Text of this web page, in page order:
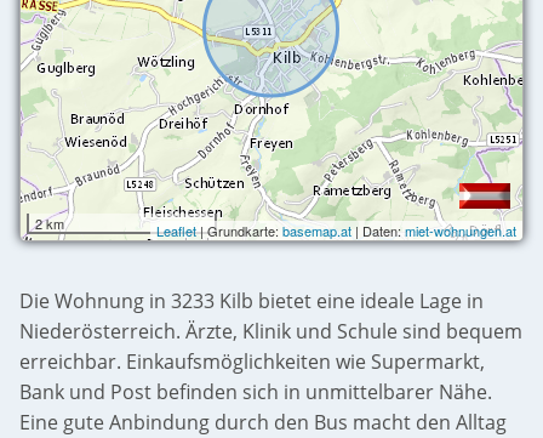
2 km Leaflet| Grundkarte: basemap.at| Daten:miet-wohnungen.at
Die Wohnung in 3233 Kilb bietet eine ideale Lage in
Niederösterreich. Ärzte, Klinik und Schule sind bequem
erreichbar. Einkaufsmöglichkeiten wie Supermarkt,
Bank und Post befinden sich in unmittelbarer Nähe.
Eine gute Anbindung durch den Bus macht den Alltag